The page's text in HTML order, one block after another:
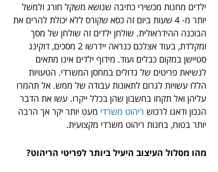
ילדים מחנות מכשירי כתיבה שנושא משקל חורג ולמשל
יותר מ- 4 שעות ביום זה כסא שקורס ללא יכולת להרים את
הבוכנה ההידראולית. שולחן ילדים זה שולחן של מסך
ומקלדת, בעוד אצלכם כנראה יידרשו 2 מסכים, דוקינג
סטיישן במקום כבלים ועוד. מידוף ילדים אינו מתאים
לנשיאת פריטים של גדולים במחסן המשרדי. הטעויות
הללו עשויות לגרום לתאונות עבודה של ממש. אל תהמרו
עליהן ואל תקחו בחשבון שהן בכלל ייקרו. עשו את הדבר
הנכון ודאגו לרכוש ריהוט משרדי מעט יותר יקר אך הרבה
יותר בטוח, בחנות ריהוט משרדי מקצועית.
מהו מסלול העיצוב היעיל ביותר לפריטי הריהוט?